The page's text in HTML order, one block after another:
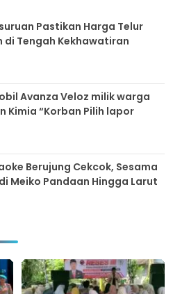
Pastikan Harga Telur
di Tengah Kekhawatiran
Avanza Veloz milik warga
Kimia “Korban Pilih lapor
Berujung Cekcok, Sesama
Meiko Pandaan Hingga Larut